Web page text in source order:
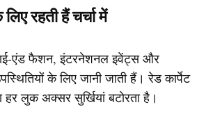
रहती हैं चर्चा में
एंड फैशन, इंटरनेशनल इवेंट्स और
के लिए जानी जाती हैं। रेड कार्पेट
हर लुक अक्सर सुर्खियां बटोरता है।